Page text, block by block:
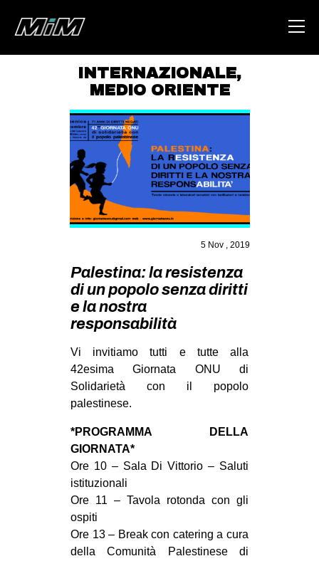
HOME
AREA
DEGENERAZIONE
GAZA FREESTYLE
CSOA LAMBRETTA
STUDENTI TSUNAMI
ZAM
MILANO
MOBILITAZIONI
SPAZI
SPORT POPOLARE
MOVIMENTI
ANTIFASCISMO
DIRITTO ALL’ABITARE
MIGRAZIONI
INTERNAZIONALE,
MEDIO ORIENTE
5 Nov , 2019
Palestina: la resistenza
di un popolo senza diritti
e la nostra
responsabilità
Vi invitiamo tutti e tutte alla
42esima Giornata ONU di
Solidarietà con il popolo
palestinese.
*PROGRAMMA DELLA
GIORNATA*
Ore 10 – Sala Di Vittorio – Saluti
istituzionali
Ore 11 – Tavola rotonda con gli
ospiti
Ore 13 – Break con catering a cura
della Comunità Palestinese di